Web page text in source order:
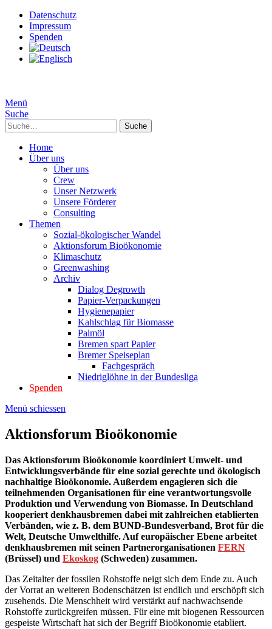
Datenschutz
Impressum
Spenden
Menü
Suche
Suche
Home
Über uns
Über uns
Crew
Unser Netzwerk
Unsere Förderer
Consulting
Themen
Sozial-ökologischer Wandel
Aktionsforum Bioökonomie
Klimaschutz
Greenwashing
Archiv
Dialog Degrowth
Papier-Verpackungen
Hygienepapier
Kahlschlag für Biomasse
Palmöl
Bremen spart Papier
Bremer Speiseplan
Fachgespräch
Niedriglöhne in der Bundesliga
Spenden
Menü schiessen
Aktionsforum Bioökonomie
Das Aktionsforum Bioökonomie koordiniert Umwelt- und
Entwicklungsverbände für eine sozial gerechte und ökologisch
nachhaltige Bioökonomie. Außerdem engagieren sich die
teilnehmenden Organisationen für eine verantwortungsvolle
Produktion und Verwendung von Biomasse. In Deutschland
kooperiert denkhausbremen dabei mit zahlreichen etablierten
Verbänden, wie z. B. dem BUND-Bundesverband, Brot für die
Welt, Deutsche Umwelthilfe. Auf europäischer Ebene arbeitet
denkhausbremen mit seinen Partnerorganisationen FERN
(Brüssel) und Ekoskog (Schweden) zusammen.
Das Zeitalter der fossilen Rohstoffe neigt sich dem Ende zu. Auch
der Vorrat an weiteren Bodenschätzen ist endlich und erschöpft sich
zusehends. Die Menschheit wird verstärkt auf nachwachsende
Rohstoffe zurückgreifen müssen. Für eine mit biogenen Ressourcen
gespeiste Wirtschaft hat sich der Begriff Bioökonomie etabliert.